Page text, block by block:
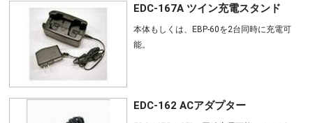
EDC-167A ツイン充電スタンド
本体もしくは、EBP-60を2台同時に充電可
能。
EDC-162 ACアダプター